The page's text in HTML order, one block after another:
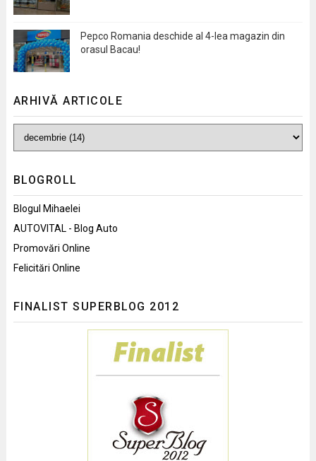
Pepco Romania deschide al 4-lea magazin din
orasul Bacau!
ARHIVĂ ARTICOLE
BLOGROLL
Blogul Mihaelei
AUTOVITAL - Blog Auto
Promovări Online
Felicitări Online
FINALIST SUPERBLOG 2012